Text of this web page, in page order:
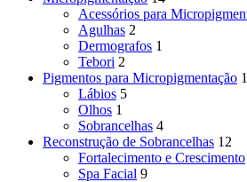
Acessórios para
Agulhas 2
Dermografos 1
Tebori 2
Pigmentos para Micropigmentação
Lábios 5
Olhos 1
Sobrancelhas 4
Reconstrução de Sobrancelhas 12
Fortalecimento e Crescimento
Spa Facial 9